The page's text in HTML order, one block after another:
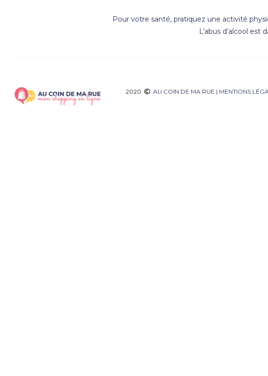
Pour votre santé, pratiquez une activité
L’abus d’alcool
2020 AU COIN DE MA RUE | MENTIONS